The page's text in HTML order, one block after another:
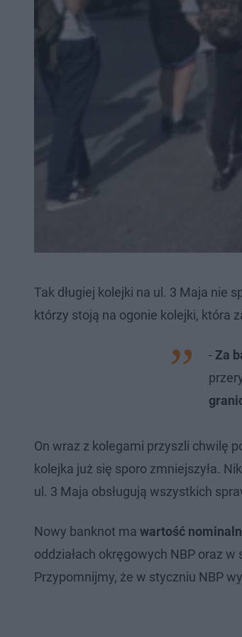
Tak długiej kolejki na ul. 3 Maja nie
którzy stoją na ogonie kolejki, która
- Za
On wraz z kolegami przyszli chwilę
kolejka już się sporo zmniejszyła.
ul. 3 Maja obsługują wszystkich
Nowy banknot ma wartość
oddziałach okręgowych NBP oraz
Przypomnijmy, że w styczniu NBP